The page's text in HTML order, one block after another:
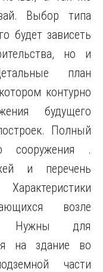
Выбор типа
будет зависеть
но и
план
контурно
будущего
Полный
сооружения .
и перечень
возле
Нужны для
на здание во
части